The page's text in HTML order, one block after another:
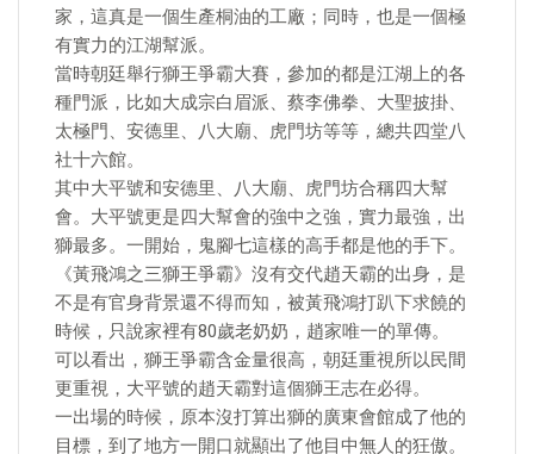
家，這真是一個生產桐油的工廠；同時，也是一個極
有實力的江湖幫派。
當時朝廷舉行獅王爭霸大賽，參加的都是江湖上的各
種門派，比如大成宗白眉派、蔡李佛拳、大聖披掛、
太極門、安德里、八大廟、虎門坊等等，總共四堂八
社十六館。
其中大平號和安德里、八大廟、虎門坊合稱四大幫
會。大平號更是四大幫會的強中之強，實力最強，出
獅最多。一開始，鬼腳七這樣的高手都是他的手下。
《黃飛鴻之三獅王爭霸》沒有交代趙天霸的出身，是
不是有官身背景還不得而知，被黃飛鴻打趴下求饒的
時候，只說家裡有80歲老奶奶，趙家唯一的單傳。
可以看出，獅王爭霸含金量很高，朝廷重視所以民間
更重視，大平號的趙天霸對這個獅王志在必得。
一出場的時候，原本沒打算出獅的廣東會館成了他的
目標，到了地方一開口就顯出了他目中無人的狂傲。